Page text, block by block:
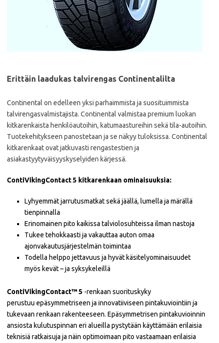
Erittäin laadukas talvirengas Continentalilta
Continental on edelleen yksi parhaimmista ja suosituimmista
talvirengasvalmistajista. Continental valmistaa premium luokan
kitkarenkaista henkilöautoihin, katumaastureihin sekä tila-autoihin.
Tuotekehitykseen panostetaan ja se näkyy tuloksissa. Continental
kitkarenkaat ovat jatkuvasti rengastestien ja
asiakastyytyväisyyskyselyiden kärjessä.
ContiVikingContact 5 kitkarenkaan ominaisuuksia:
Lyhyemmät jarrutusmatkat sekä jäällä, lumella ja märällä
tienpinnalla
Erinomainen pito kaikissa talviolosuhteissa ilman nastoja
Tukee tehokkaasti ja vakauttaa auton omaa
ajonvakautusjärjestelmän toimintaa
Todella helppo jettavuus ja hyvät käsitelyominaisuudet
myös kevät – ja syksykeleillä
ContiVikingContact™ 5 -renkaan suorituskyky
perustuu epäsymmetriseen ja innovatiiviseen pintakuviointiin ja
tukevaan renkaan rakenteeseen. Epäsymmetrisen pintakuvioinnin
ansiosta kulutuspinnan eri alueilla pystytään käyttämään erilaisia
teknisiä ratkaisuja ja näin optimoimaan pito vastaamaan erilaisia